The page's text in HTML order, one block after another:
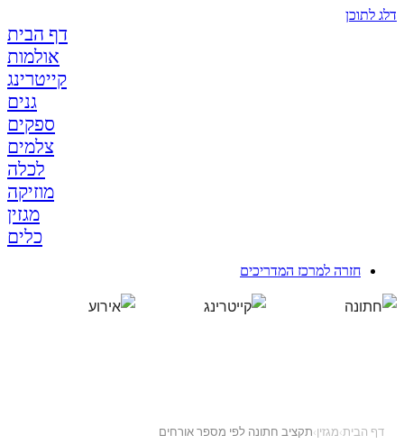
לתוכן
דף הבית
אולמות
קייטרינג
גנים
ספקים
צלמים
לכלה
מוזיקה
מגזין
כלים
חזרה למרכז המדריכים
דף הבית›מגזין›תקציב חתונה לפי מספר אורחים